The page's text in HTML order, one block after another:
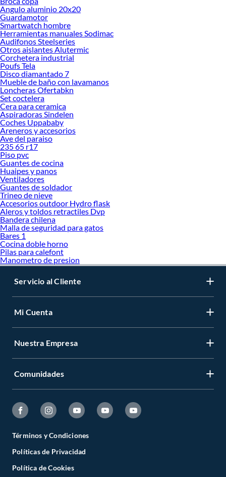
Angulo aluminio 20x20
Guardamotor
Smartwatch hombre
Herramientas manuales Sodimac
Audifonos Steelseries
Otros aislantes Alutermic
Corchetera industrial
Poufs Tela
Disco diamantado 7
Mueble de baño con lavamanos
Loncheras Ofertabkn
Set coctelera
Cera para ceramica
Aspiradoras Sindelen
Coches Uppababy
Areneros y accesorios
Ave del paraiso
235 65 r17
Piso pvc
Guantes de cocina
Huaipes y panos
Ventiladores
Guantes de soldador
Trineo de nieve
Accesorios outdoor Hydro flask
Aleros y toldos retractiles Dvp
Bandera chilena
Malla de seguridad para gatos
Bares 1
Cocina doble horno
Pilas para calefont
Manometro de presion
Servicio al Cliente
Mi Cuenta
Nuestra Empresa
Comunidades
Términos y Condiciones
Políticas de Privacidad
Política de Cookies